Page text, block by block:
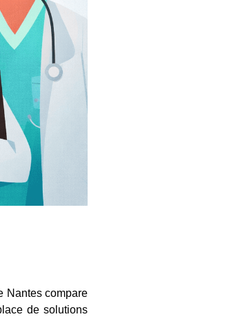
Nantes compare
de solutions